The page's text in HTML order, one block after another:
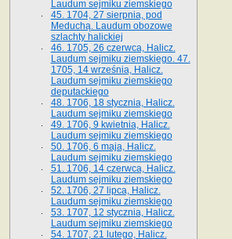
Laudum sejmiku ziemskiego
45. 1704, 27 sierpnia, pod
Meduchą. Laudum obozowe
szlachty halickiej
46. 1705, 26 czerwca, Halicz.
Laudum sejmiku ziemskiego. 47.
1705, 14 września, Halicz.
Laudum sejmiku ziemskiego
deputackiego
48. 1706, 18 stycznia, Halicz.
Laudum sejmiku ziemskiego
49. 1706, 9 kwietnia, Halicz.
Laudum sejmiku ziemskiego
50. 1706, 6 maja, Halicz.
Laudum sejmiku ziemskiego
51. 1706, 14 czerwca, Halicz.
Laudum sejmiku ziemskiego
52. 1706, 27 lipca, Halicz.
Laudum sejmiku ziemskiego
53. 1707, 12 stycznia, Halicz.
Laudum sejmiku ziemskiego
54. 1707, 21 lutego, Halicz.